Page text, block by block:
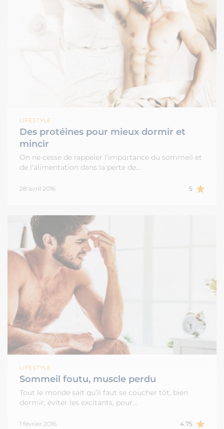
LIFESTYLE
Des protéines pour mieux dormir et
mincir
On ne cesse de rappeler l’importance du sommeil et
de l’alimentation dans la perte de…
28 avril 2016 5
LIFESTYLE
Sommeil foutu, muscle perdu
Tout le monde sait qu’il faut se coucher tôt, bien
dormir, éviter les excitants, pour…
1 février 2016 4.75